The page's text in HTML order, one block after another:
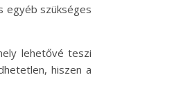
egyéb szükséges
lehetővé teszi
hiszen a